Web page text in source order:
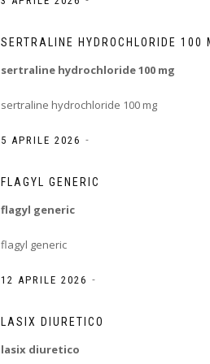
SERTRALINE HYDROCHLORIDE 100
sertraline hydrochloride 100 mg
sertraline hydrochloride 100 mg
5 APRILE 2026 -
FLAGYL GENERIC
flagyl generic
flagyl generic
12 APRILE 2026 -
LASIX DIURETICO
lasix diuretico